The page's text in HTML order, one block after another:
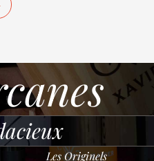
Les Originels